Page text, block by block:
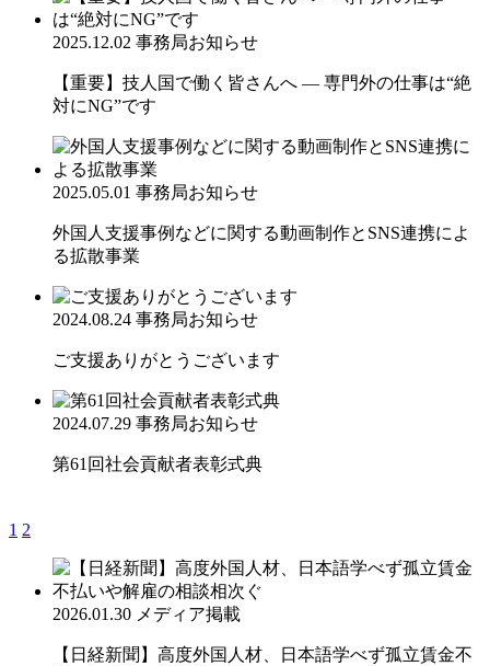
2025.12.02 事務局お知らせ
【重要】技人国で働く皆さんへ ― 専門外の仕事は“絶
対にNG”です
2025.05.01 事務局お知らせ
外国人支援事例などに関する動画制作とSNS連携によ
る拡散事業
2024.08.24 事務局お知らせ
ご支援ありがとうございます
2024.07.29 事務局お知らせ
第61回社会貢献者表彰式典
1 2
2026.01.30 メディア掲載
【日経新聞】高度外国人材、日本語学べず孤立賃金不